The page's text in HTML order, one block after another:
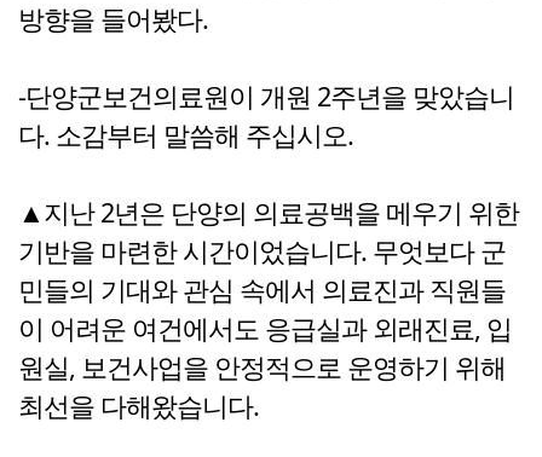
방향을 들어봤다.
-단양군보건의료원이 개원 2주년을 맞았습니
다. 소감부터 말씀해 주십시오.
▲지난 2년은 단양의 의료공백을 메우기 위한
기반을 마련한 시간이었습니다. 무엇보다 군
민들의 기대와 관심 속에서 의료진과 직원들
이 어려운 여건에서도 응급실과 외래진료, 입
원실, 보건사업을 안정적으로 운영하기 위해
최선을 다해왔습니다.